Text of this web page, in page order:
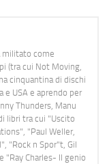
militato come
(tra cui Not Moving,
cinquantina di dischi
e USA e aprendo per
Thunders, Manu
libri tra cui "Uscito
"Paul Weller,
"Rock n Spor"t, Gil
"Ray Charles- Il genio